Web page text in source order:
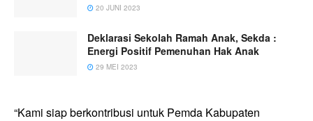
20 JUNI 2023
Deklarasi Sekolah Ramah Anak, Sekda :
Energi Positif Pemenuhan Hak Anak
29 MEI 2023
“Kami siap berkontribusi untuk Pemda Kabupaten